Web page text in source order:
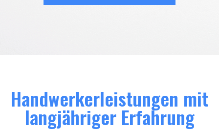
Handwerkerleistungen mit
langjähriger Erfahrung